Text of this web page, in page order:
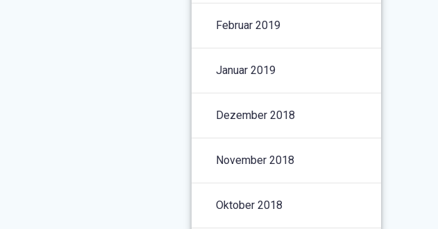
Februar 2019
Januar 2019
Dezember 2018
November 2018
Oktober 2018